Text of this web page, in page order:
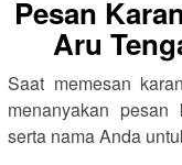
Pesan
Aru
Saat memesan
menanyakan
serta nama Anda